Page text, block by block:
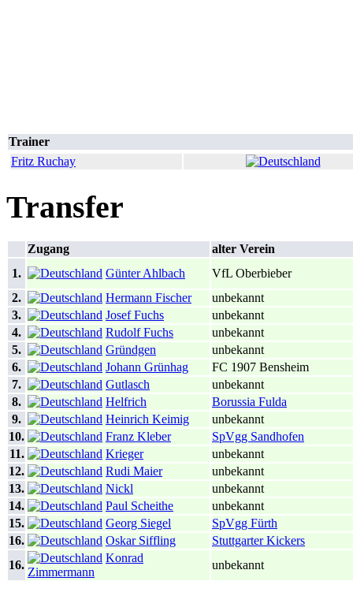
Trainer
Fritz Ruchay
Transfer
Zugang
alter Verein
1.
Günter Ahlbach
VfL Oberbieber
2.
Hermann Fischer
unbekannt
3.
Josef Fuchs
unbekannt
4.
Rudolf Fuchs
unbekannt
5.
Gründgen
unbekannt
6.
Johann Grünhag
FC 1907 Bensheim
7.
Gutlasch
unbekannt
8.
Helfrich
Borussia Fulda
9.
Heinrich Keimig
unbekannt
10.
Franz Kleber
SpVgg Sandhofen
11.
Krieger
unbekannt
12.
Rudi Maier
unbekannt
13.
Nickl
unbekannt
14.
Paul Scheithe
unbekannt
15.
Georg Siegel
SpVgg Fürth
16.
Oskar Siffling
Stuttgarter Kickers
16.
Konrad
Zimmermann
unbekannt